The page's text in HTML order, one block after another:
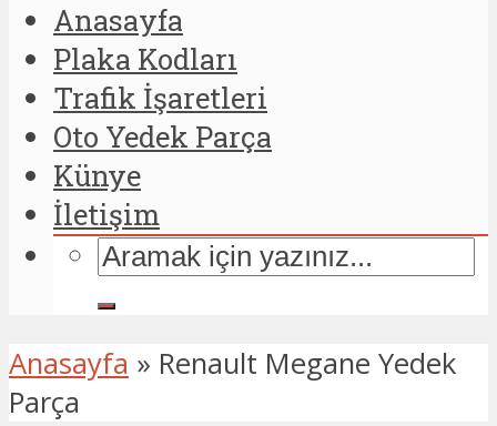
Anasayfa
Plaka Kodları
Trafik İşaretleri
Oto Yedek Parça
Künye
İletişim
Anasayfa » Renault Megane Yedek
Parça